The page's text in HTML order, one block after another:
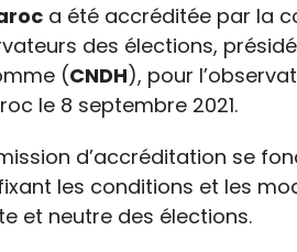
a été accréditée par la
des élections,
(CNDH), pour
le 8 septembre 2021.
d’accréditation se
les conditions et les
et neutre des élections.